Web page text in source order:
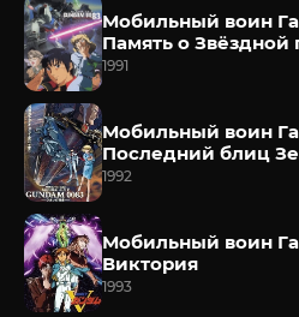
Мобильный воин
Память о Звёздной
1991
Мобильный воин
Последний блиц
1992
Мобильный воин
Виктория
1993